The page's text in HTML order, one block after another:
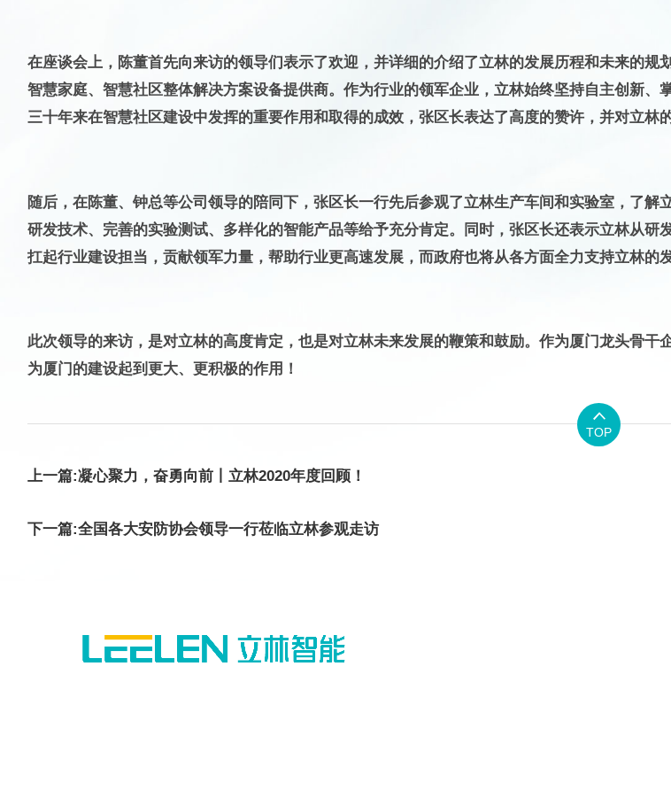
在座谈会上，陈董首先向来访的领导们表示了欢迎，并详细的介绍了立林的发展历程和未来的
智慧家庭、智慧社区整体解决方案设备提供商。作为行业的领军企业，立林始终坚持自主创新
三十年来在智慧社区建设中发挥的重要作用和取得的成效，张区长表达了高度的赞许，并对立林
随后，在陈董、钟总等公司领导的陪同下，张区长一行先后参观了立林生产车间和实验室，了
研发技术、完善的实验测试、多样化的智能产品等给予充分肯定。同时，张区长还表示立林从
扛起行业建设担当，贡献领军力量，帮助行业更高速发展，而政府也将从各方面全力支持立林的
此次领导的来访，是对立林的高度肯定，也是对立林未来发展的鞭策和鼓励。作为厦门龙头骨
为厦门的建设起到更大、更积极的作用！

TOP
上一篇:凝心聚力，奋勇向前丨立林2020年度回顾！
下一篇:全国各大安防协会领导一行莅临立林参观走访